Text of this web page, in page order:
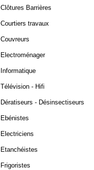
Clôtures Barrières
Courtiers travaux
Couvreurs
Electroménager
Informatique
Télévision - Hifi
Dératiseurs - Désinsectiseurs
Ebénistes
Electriciens
Etanchéistes
Frigoristes